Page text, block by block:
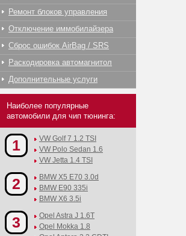
Ремонт блоков управления
Отключение иммобилайзера
Сброс ошибок AirBag / SRS
Раскодировка автомагнитол
Дополнительные услуги
Наиболее популярные
автомобили для чип тюнинга:
1
VW Golf 7 1.2 TSI
VW Polo Sedan 1.6
VW Jetta 1.4 TSI
2
BMW X5 E70 3.0d
BMW E90 335i
BMW X6 3.5i
3
Opel Astra J 1.6T
Opel Mokka 1.8